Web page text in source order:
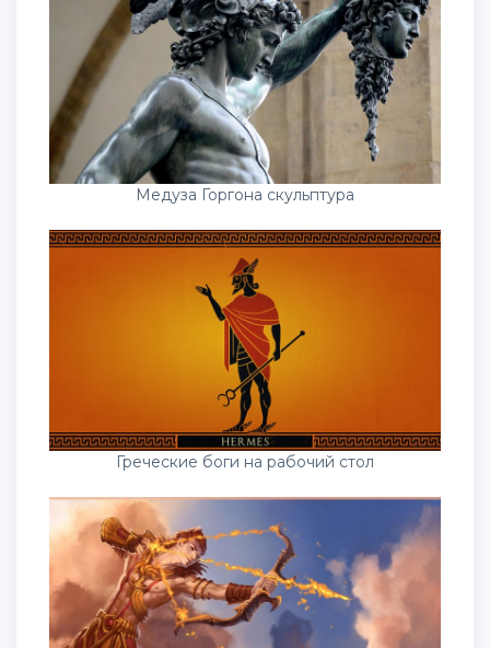
Медуза Горгона скульптура
Греческие боги на рабочий стол